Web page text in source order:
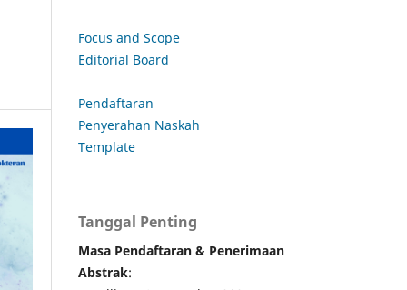
Focus and Scope
Editorial Board
Pendaftaran
Penyerahan Naskah
Template
Tanggal Penting
Masa Pendaftaran & Penerimaan
Abstrak: